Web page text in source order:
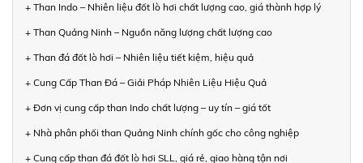
+ Than Indo – Nhiên liệu đốt lò hơi chất lượng cao, giá thành hợp lý
+ Than Quảng Ninh – Nguồn năng lượng chất lượng cao
+ Than đá đốt lò hơi – Nhiên liệu tiết kiệm, hiệu quả
+ Cung Cấp Than Đá – Giải Pháp Nhiên Liệu Hiệu Quả
+ Đơn vị cung cấp than Indo chất lượng – uy tín – giá tốt
+ Nhà phân phối than Quảng Ninh chính gốc cho công nghiệp
+ Cung cấp than đá đốt lò hơi SLL, giá rẻ, giao hàng tận nơi